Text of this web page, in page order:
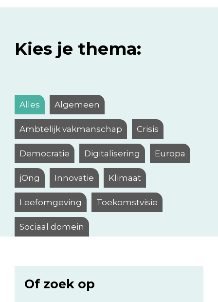
Kies je thema:
Alles Algemeen
Ambtelijk vakmanschap Crisis
Democratie Digitalisering Europa
jOng Innovatie Klimaat
Leefomgeving Toekomstvisie
Sociaal domein
Of zoek op